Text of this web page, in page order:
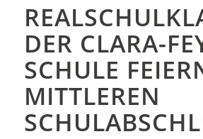
DER CLARA-
SCHULE
MITTLEREN